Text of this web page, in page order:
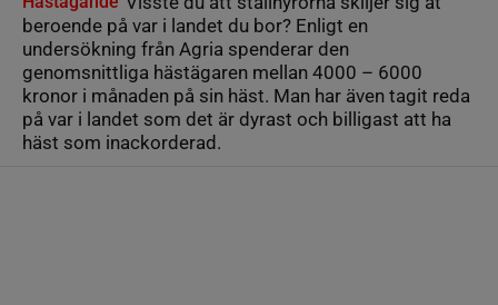
beroende på var i landet du bor? Enligt en
undersökning från Agria spenderar den
genomsnittliga hästägaren mellan 4000 – 6000
kronor i månaden på sin häst. Man har även tagit reda
på var i landet som det är dyrast och billigast att ha
häst som inackorderad.